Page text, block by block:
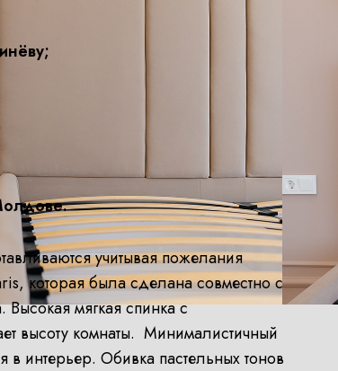
учитывая пожелания
которая была сделана совместно с
мягкая спинка с
высоту комнаты. Минималистичный
в интерьер. Обивка пастельных тонов